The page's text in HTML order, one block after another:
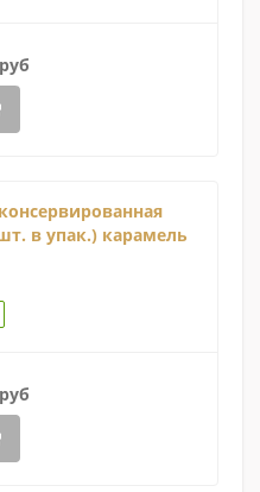
руб
в упак.) карамель
руб